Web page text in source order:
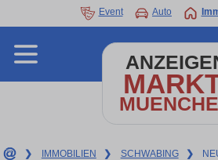
Event Auto
❯ IMMOBILIEN ❯ SCHWABING ❯